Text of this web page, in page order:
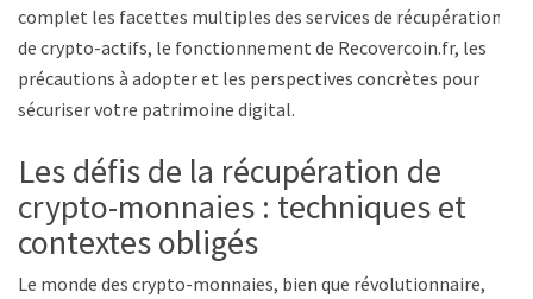
complet les facettes multiples des services de récupération
de crypto-actifs, le fonctionnement de Recovercoin.fr, les
précautions à adopter et les perspectives concrètes pour
sécuriser votre patrimoine digital.
Les défis de la récupération de
crypto-monnaies : techniques et
contextes obligés
Le monde des crypto-monnaies, bien que révolutionnaire,